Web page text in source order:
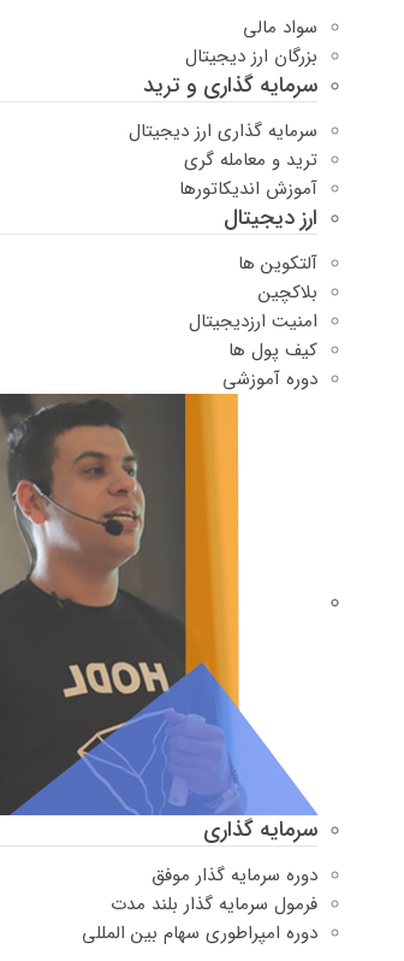
سواد مالی
بزرگان ارز دیجیتال
سرمایه گذاری و ترید
سرمایه گذاری ارز دیجیتال
ترید و معامله گری
آموزش اندیکاتورها
ارز دیجیتال
آلتکوین ها
بلاکچین
امنیت ارزدیجیتال
کیف پول ها
دوره‌ آموزشی
سرمایه گذاری
دوره سرمایه گذار موفق
فرمول سرمایه گذار بلند مدت
دوره امپراطوری سهام بین المللی